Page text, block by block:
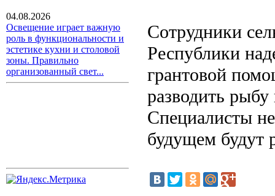
04.08.2026
Освещение играет важную
роль в функциональности и
эстетике кухни и столовой
зоны. Правильно
организованный свет...
Сотрудники
Республики
грантовой
разводить рыбу
Специалисты
будущем будут